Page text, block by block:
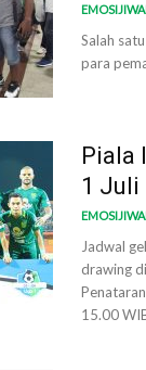
Salah
para
Piala
1 Juli
Jadwal
drawing
15.00